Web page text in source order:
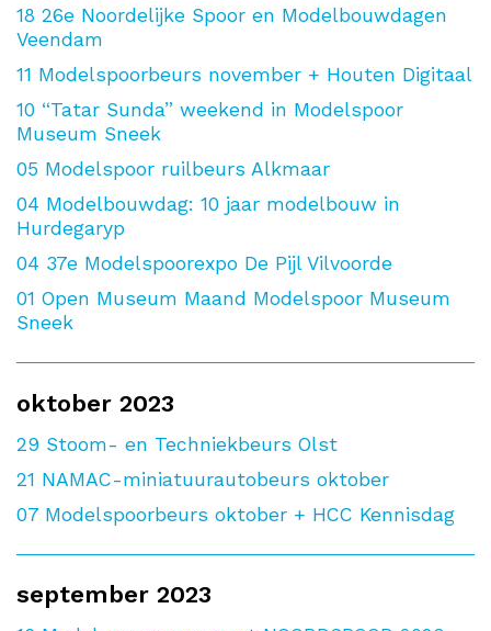
18 26e Noordelijke Spoor en Modelbouwdagen
Veendam
11 Modelspoorbeurs november + Houten Digitaal
10 “Tatar Sunda” weekend in Modelspoor
Museum Sneek
05 Modelspoor ruilbeurs Alkmaar
04 Modelbouwdag: 10 jaar modelbouw in
Hurdegaryp
04 37e Modelspoorexpo De Pijl Vilvoorde
01 Open Museum Maand Modelspoor Museum
Sneek
oktober 2023
29 Stoom- en Techniekbeurs Olst
21 NAMAC-miniatuurautobeurs oktober
07 Modelspoorbeurs oktober + HCC Kennisdag
september 2023